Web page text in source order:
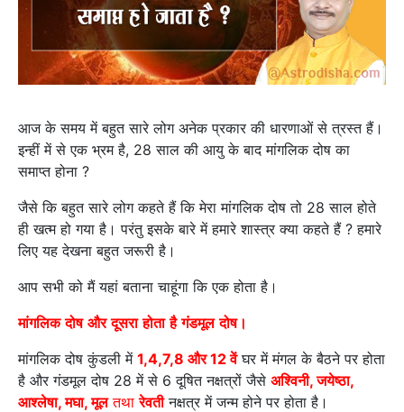
आज के समय में बहुत सारे लोग अनेक प्रकार की धारणाओं से त्रस्त हैं।
इन्हीं में से एक भ्रम है, 28 साल की आयु के बाद मांगलिक दोष का
समाप्त होना ?
जैसे कि बहुत सारे लोग कहते हैं कि मेरा मांगलिक दोष तो 28 साल होते
ही खत्म हो गया है। परंतु इसके बारे में हमारे शास्त्र क्या कहते हैं ? हमारे
लिए यह देखना बहुत जरूरी है।
आप सभी को मैं यहां बताना चाहूंगा कि एक होता है।
मांगलिक दोष और दूसरा होता है गंडमूल दोष।
मांगलिक दोष कुंडली में 1,4,7,8 और12वेंघर में मंगल के बैठने पर होता
है और गंडमूल दोष 28 में से 6 दूषित नक्षत्रों जैसे अश्विनी,जयेष्ठा,
आश्लेषा,मघा,मूलतथारेवती नक्षत्र में जन्म होने पर होता है।